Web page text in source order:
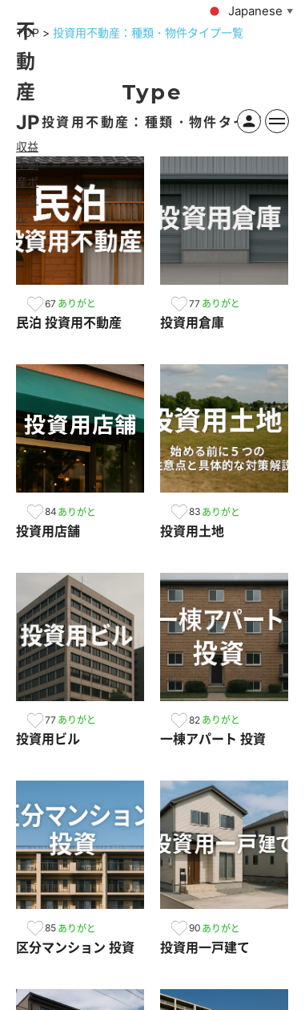
不
動
産
JP
収益
不動
産ポ
ータ
ル
Japanese ▼
TOP 投資用不動産：種類・物件タイプ一覧
Type
投資用不動産：種類・物件タイプ
67 ありがと
民泊 投資用不動産
77 ありがと
投資用倉庫
84 ありがと
投資用店舗
83 ありがと
投資用土地
77 ありがと
投資用ビル
82 ありがと
一棟アパート 投資
85 ありがと
区分マンション 投資
90 ありがと
投資用一戸建て